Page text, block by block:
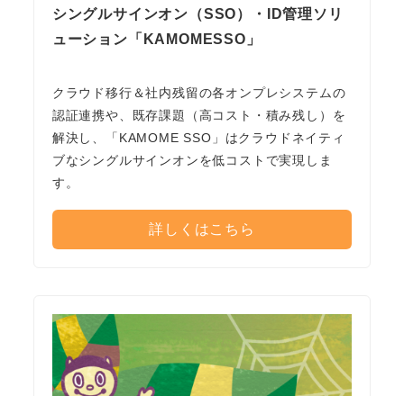
シングルサインオン（SSO）・ID管理ソリ
ューション「KAMOMESSO」
クラウド移行＆社内残留の各オンプレシステムの
認証連携や、既存課題（高コスト・積み残し）を
解決し、「KAMOME SSO」はクラウドネイティ
ブなシングルサインオンを低コストで実現しま
す。
詳しくはこちら